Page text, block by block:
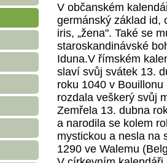
V občanském
germánský základ id,
iris, „žena". Také se
staroskandinávské
Iduna.V římském
slaví svůj svátek 13.
roku 1040 v
rozdala veškerý svůj
Zemřela 13. dubna
a narodila se kolem
mystickou a nesla na
1290 ve Walemu